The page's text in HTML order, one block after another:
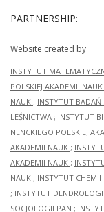
PARTNERSHIP:
Website created by
INSTYTUT
POLSKIEJ AKADEMII NAUK
NAUK ; INSTYTUT BADAŃ
LEŚNICTWA ; INSTYTUT
NENCKIEGO POLSKIEJ
AKADEMII NAUK ;
AKADEMII NAUK ;
NAUK ; INSTYTUT CHEMII
; INSTYTUT
SOCJOLOGII PAN ;